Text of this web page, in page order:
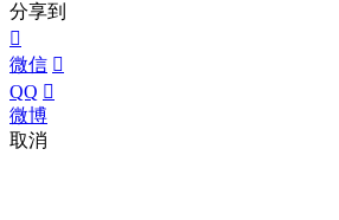
分享到

微信 
QQ 
微博
取消